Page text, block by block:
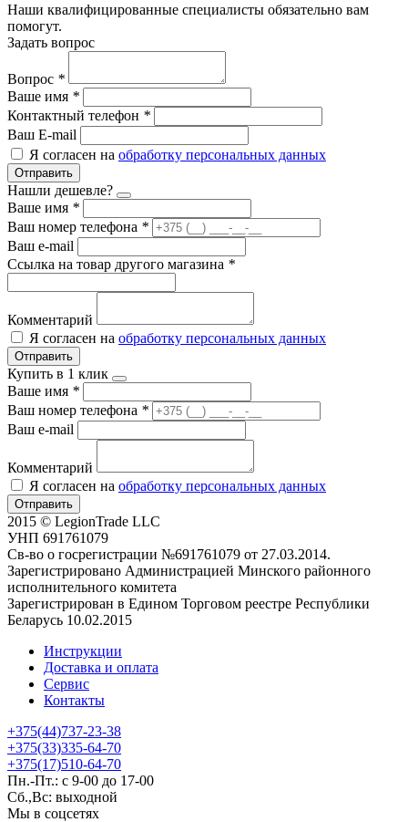
Наши квалифицированные специалисты обязательно вам
помогут.
Задать вопрос
Вопрос *
Ваше имя *
Контактный телефон *
Ваш E-mail
Я согласен на обработку персональных данных
Отправить
Нашли дешевле?
Ваше имя *
Ваш номер телефона *
Ваш e-mail
Ссылка на товар другого магазина *
Комментарий
Я согласен на обработку персональных данных
Отправить
Купить в 1 клик
Ваше имя *
Ваш номер телефона *
Ваш e-mail
Комментарий
Я согласен на обработку персональных данных
Отправить
2015 © LegionTrade LLC
УНП 691761079
Св-во о госрегистрации №691761079 от 27.03.2014.
Зарегистрировано Администрацией Минского районного
исполнительного комитета
Зарегистрирован в Едином Торговом реестре Республики
Беларусь 10.02.2015
Инструкции
Доставка и оплата
Сервис
Контакты
+375(44)737-23-38
+375(33)335-64-70
+375(17)510-64-70
Пн.-Пт.: с 9-00 до 17-00
Сб.,Вс: выходной
Мы в соцсетях